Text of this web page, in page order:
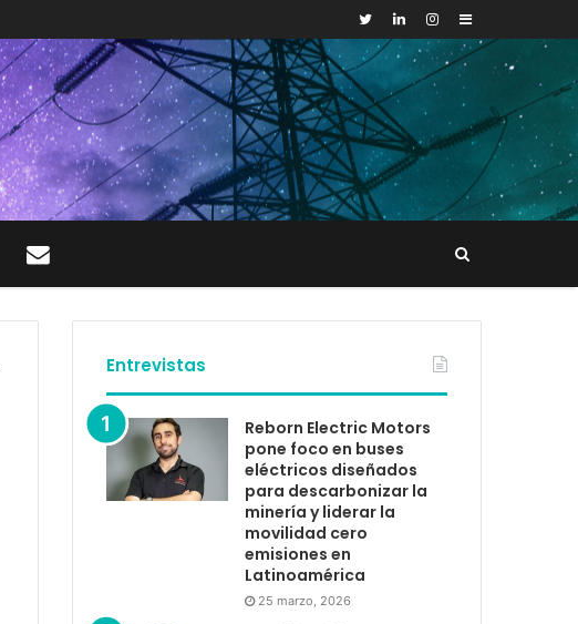
Sidebar
Entrevistas
Reborn Electric Motors
pone foco en buses
eléctricos diseñados
para descarbonizar la
minería y liderar la
movilidad cero
emisiones en
Latinoamérica
25 marzo, 2026